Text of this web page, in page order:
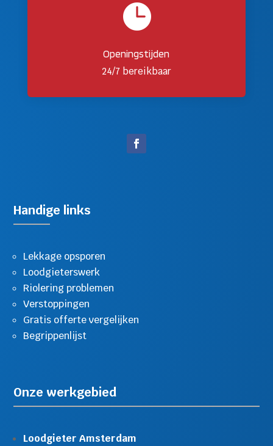

Openingstijden
24/7 bereikbaar
Handige links
Lekkage opsporen
Loodgieterswerk
Riolering problemen
Verstoppingen
Gratis offerte vergelijken
Begrippenlijst
Onze werkgebied
Loodgieter Amsterdam